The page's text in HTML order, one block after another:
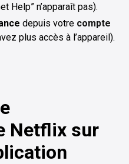
Help” n’apparaît pas).
depuis votre compte
plus accès à l’appareil).
Netflix sur